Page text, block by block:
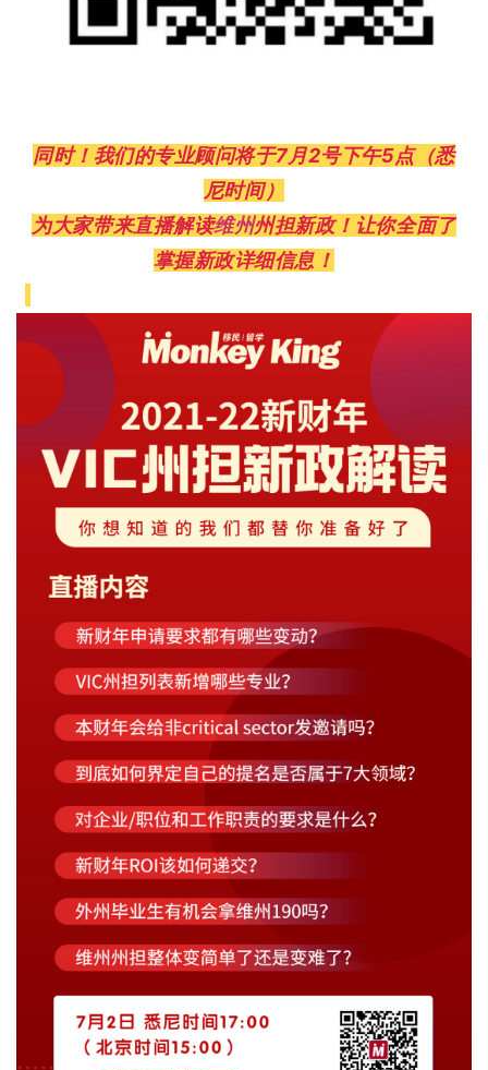
同时！我们的专业顾问将于7月2号下午5点（悉
尼时间）
为大家带来直播解读维州州担新政！让你全面了
掌握新政详细信息！